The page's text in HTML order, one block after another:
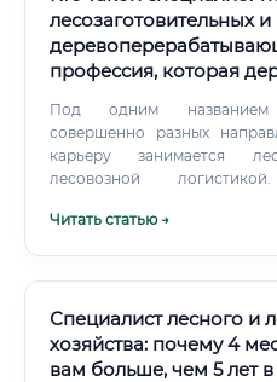
лесозаготовительных и
профессия, которая
Под одним названием
совершенно разных
карьеру занимается
лесовозной
экспортного стандарта.
Читать статью →
Специалист лесного и
хозяйства: почему 4
вам больше, чем 5 лет в